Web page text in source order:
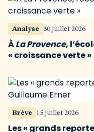
Analyse 30 juillet 2026
ÀLa Provence,
« croissance verte »
Brève 15 juillet 2026
Les « grands